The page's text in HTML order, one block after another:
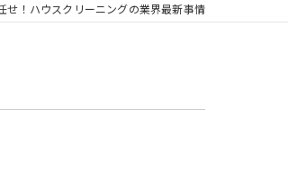
せ！ハウスクリーニングの業界最新事情